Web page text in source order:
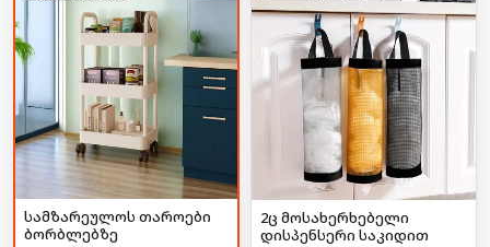
სამზარეულოს თაროები
ბორბლებზე
2ც მოსახერხებელი
დისპენსერი საკიდით